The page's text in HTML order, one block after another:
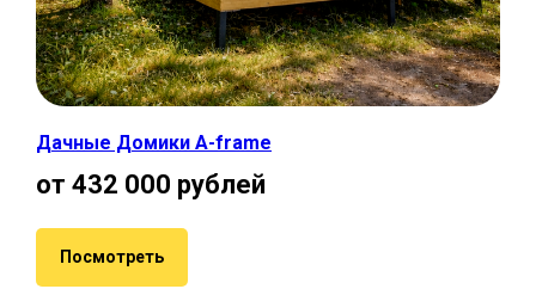
Дачные Домики A-frame
от 432 000 рублей
Посмотреть